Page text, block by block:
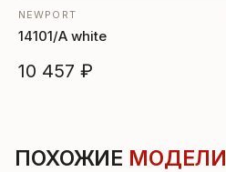
NEWPORT
14101/A white
10 457 ₽
ПОХОЖИЕ МОДЕЛИ